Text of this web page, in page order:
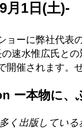
月1日(土)-
ョーに弊社代表
の速水惟広氏と
開催されます。
ー本物に、
く出版してい